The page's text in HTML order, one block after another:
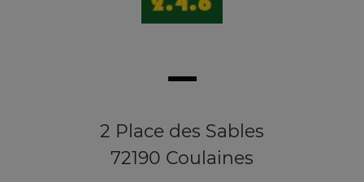
2 Place des Sables
72190 Coulaines